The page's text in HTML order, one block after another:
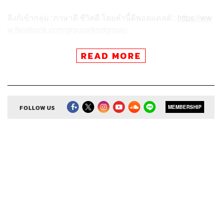
https://ww
สามารถฟังพอดแคสต์ คำนี้ดี
READ MORE
FOLLOW US MEMBERSHIP